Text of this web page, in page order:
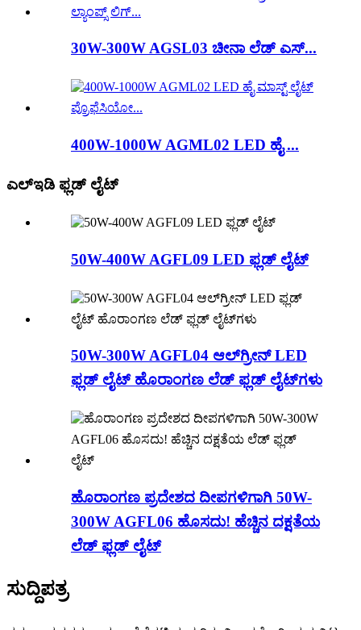
30W-300W AGSL03 ಚೀನಾ ಲೆಡ್ ಎಸ್...
400W-1000W AGML02 LED ಹೈ ...
ಎಲ್ಇಡಿ ಫ್ಲಡ್ ಲೈಟ್
50W-400W AGFL09 LED ಫ್ಲಡ್ ಲೈಟ್
50W-300W AGFL04 ಆಲ್‌ಗ್ರೀನ್ LED
ಫ್ಲಡ್ ಲೈಟ್ ಹೊರಾಂಗಣ ಲೆಡ್ ಫ್ಲಡ್ ಲೈಟ್‌ಗಳು
ಹೊರಾಂಗಣ ಪ್ರದೇಶದ ದೀಪಗಳಿಗಾಗಿ 50W-
300W AGFL06 ಹೊಸದು! ಹೆಚ್ಚಿನ ದಕ್ಷತೆಯ
ಲೆಡ್ ಫ್ಲಡ್ ಲೈಟ್
ಸುದ್ದಿಪತ್ರ